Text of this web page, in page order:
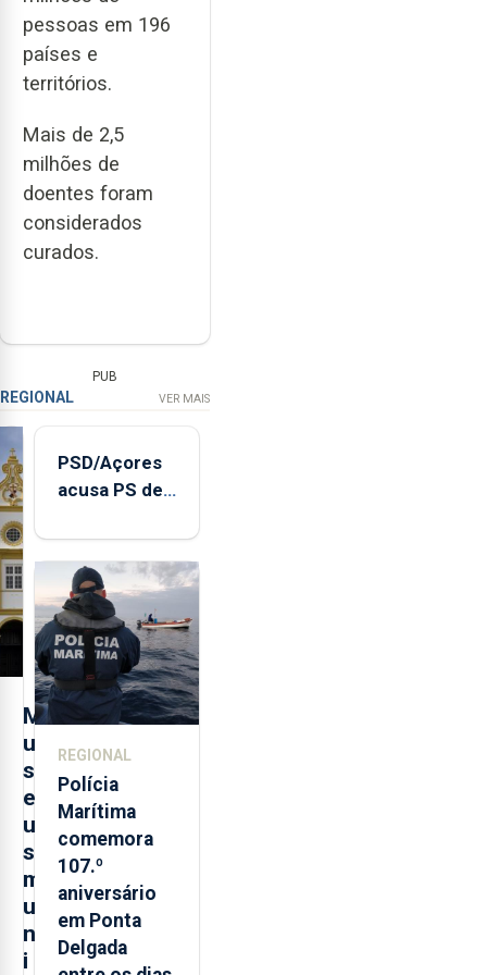
pessoas em 196
países e
territórios.
Mais de 2,5
milhões de
doentes foram
considerados
curados.
PUB
REGIONAL VER MAIS
M
u
s
e
u
s
m
u
n
i
PSD/Açores
acusa PS de
contraditória"
sobre
evolução
turística
REGIONAL
Polícia
Marítima
comemora
107.º
aniversário
em Ponta
Delgada